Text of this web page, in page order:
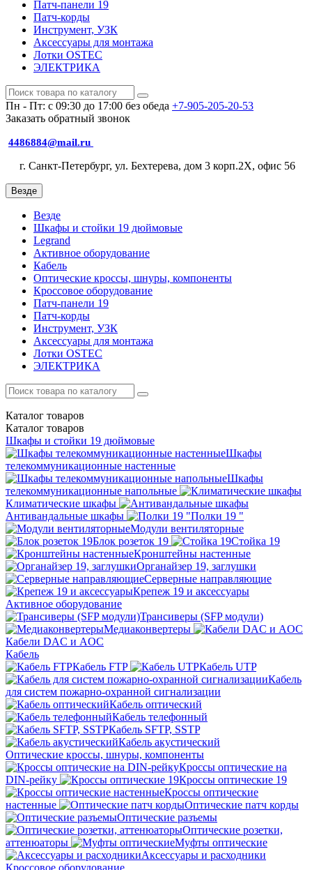
Патч-панели 19
Патч-корды
Инструмент, УЗК
Аксессуары для монтажа
Лотки OSTEC
ЭЛЕКТРИКА
Пн - Пт: с 09:30 до 17:00 без обеда +7-905-205-20-53
Заказать обратный звонок
4486884@mail.ru
г. Санкт-Петербург, ул. Бехтерева, дом 3 корп.2X, офис 56
Везде
Везде
Шкафы и стойки 19 дюймовые
Legrand
Активное оборудование
Кабель
Оптические кроссы, шнуры, компоненты
Кроссовое оборудование
Патч-панели 19
Патч-корды
Инструмент, УЗК
Аксессуары для монтажа
Лотки OSTEC
ЭЛЕКТРИКА
Каталог товаров
Каталог товаров
Шкафы и стойки 19 дюймовые
Шкафы
телекоммуникационные настенные
Шкафы
телекоммуникационные напольные
Климатические шкафы
Антивандальные шкафы
Полки 19 "
Модули вентиляторные
Блок розеток 19
Стойка 19
Кронштейны настенные
Органайзер 19, заглушки
Серверные направляющие
Крепеж 19 и аксессуары
Активное оборудование
Трансиверы (SFP модули)
Медиаконвертеры
Кабели DAC и AOC
Кабель
Кабель FTP
Кабель UTP
Кабель
для систем пожарно-охранной сигнализации
Кабель оптический
Кабель телефонный
Кабель SFTP, SSTP
Кабель акустический
Оптические кроссы, шнуры, компоненты
Кроссы оптические на
DIN-рейку
Кроссы оптические 19
Кроссы оптические
настенные
Оптические патч корды
Оптические разъемы
Оптические розетки,
аттенюаторы
Муфты оптические
Аксессуары и расходники
Кроссовое оборудование